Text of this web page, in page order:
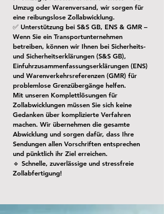
Umzug oder Warenversand, wir sorgen für
eine reibungslose Zollabwicklung.
✅ Unterstützung bei S&S GB, ENS & GMR –
Wenn Sie ein Transportunternehmen
betreiben, können wir Ihnen bei Sicherheits-
und Sicherheitserklärungen (S&S GB),
Einfuhrzusammenfassungserklärungen (ENS)
und Warenverkehrsreferenzen (GMR) für
problemlose Grenzübergänge helfen.
Mit unseren Komplettlösungen für
Zollabwicklungen müssen Sie sich keine
Gedanken über komplizierte Verfahren
machen. Wir übernehmen die gesamte
Abwicklung und sorgen dafür, dass Ihre
Sendungen allen Vorschriften entsprechen
und pünktlich ihr Ziel erreichen.
🔹 Schnelle, zuverlässige und stressfreie
Zollabfertigung!